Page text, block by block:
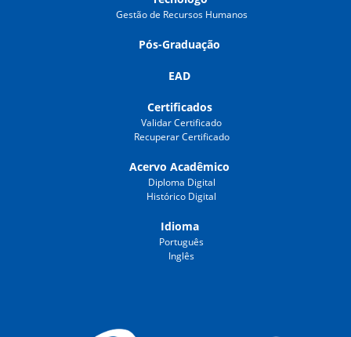
Gestão de Recursos Humanos
Pós-Graduação
EAD
Certificados
Validar Certificado
Recuperar Certificado
Acervo Acadêmico
Diploma Digital
Histórico Digital
Idioma
Português
Inglês